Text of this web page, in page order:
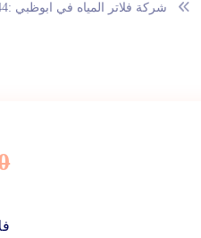
شركة فلاتر المياه في ابوظبي :0543172044